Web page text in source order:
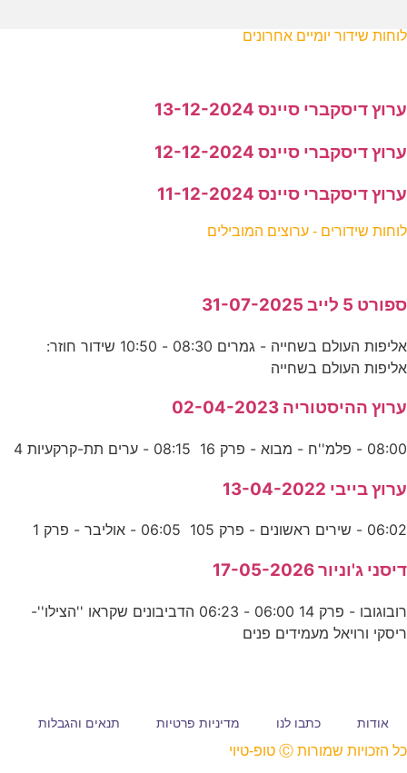
לוחות שידור יומיים אחרונים
ערוץ דיסקברי סיינס 13-12-2024
ערוץ דיסקברי סיינס 12-12-2024
ערוץ דיסקברי סיינס 11-12-2024
לוחות שידורים - ערוצים המובילים
ספורט 5 לייב 31-07-2025
אליפות העולם בשחייה - גמרים 08:30 - 10:50 שידור חוזר:
אליפות העולם בשחייה
ערוץ ההיסטוריה 02-04-2023
08:00 - פלמ''ח - מבוא - פרק 16 08:15 - ערים תת-קרקעיות 4
ערוץ בייבי 13-04-2022
06:02 - שירים ראשונים - פרק 105 06:05 - אוליבר - פרק 1
דיסני ג'וניור 17-05-2026
רובוגובו - פרק 14 06:00 - 06:23 הדביבונים שקראו ''הצילו''-
ריסקי ורויאל מעמידים פנים
אודות כתבו לנו מדיניות פרטיות תנאים והגבלות
כל הזכויות שמורות Ⓒ טופ-טיוי